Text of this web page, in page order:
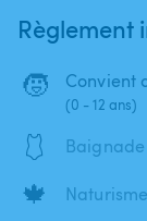
Règlement
🧒 Convient
(0 - 12 ans)
🩱
🍁